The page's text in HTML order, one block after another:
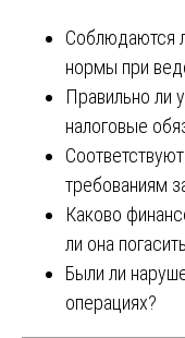
Соблюдаются
нормы при
Правильно ли
налоговые
требованиям
Каково
ли она
Были ли
операциях?